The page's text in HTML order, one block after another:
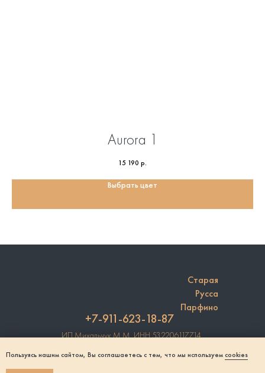
Aurora 1
15 190 р.
Выбрать цвет
Пользуясь нашим сайтом, Вы соглашаетесь с тем, что мы используемcookies
Старая
Русса
Парфино
+7-911-623-18-87
ИП Михальчук М.М. ИНН 532206117714